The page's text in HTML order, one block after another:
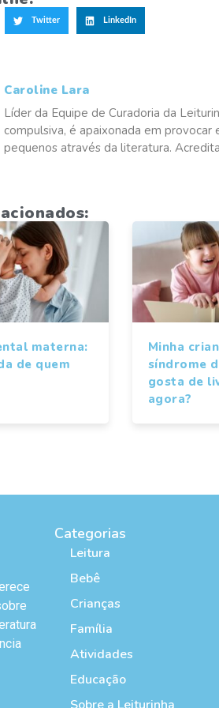
Twitter LinkedIn
Caroline Lara
Líder da Equipe de Curadoria da
compulsiva, é apaixonada em
pequenos através da literatura.
materna:
de quem
Minha
síndrome
gosta de
agora?
Categorias
Leitura
Bebê
Crianças
Família
Atividades
Educação